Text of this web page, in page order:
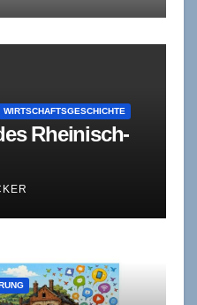
WIRTSCHAFTSGESCHICHTE
Rheinisch-